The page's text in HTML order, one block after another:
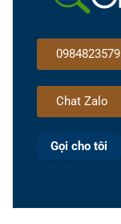
0984823579
Chat Zalo
Gọi cho tôi